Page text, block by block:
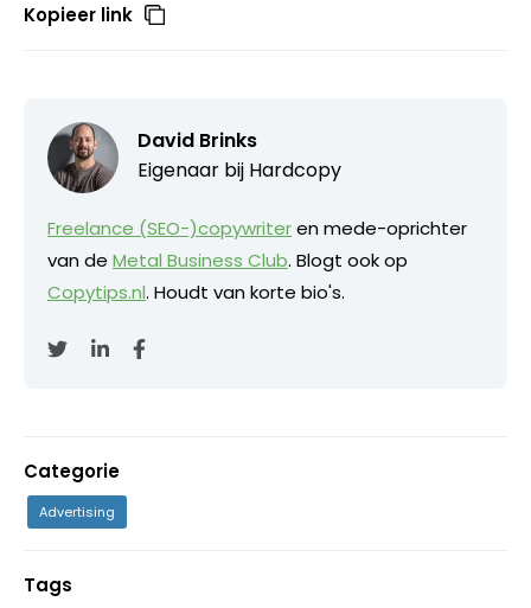
Kopieer link
David Brinks
Eigenaar bij Hardcopy
Freelance (SEO-)copywriteren mede-oprichter
van de Metal Business Club. Blogt ook op
Copytips.nl. Houdt van korte bio's.
Categorie
Advertising
Tags